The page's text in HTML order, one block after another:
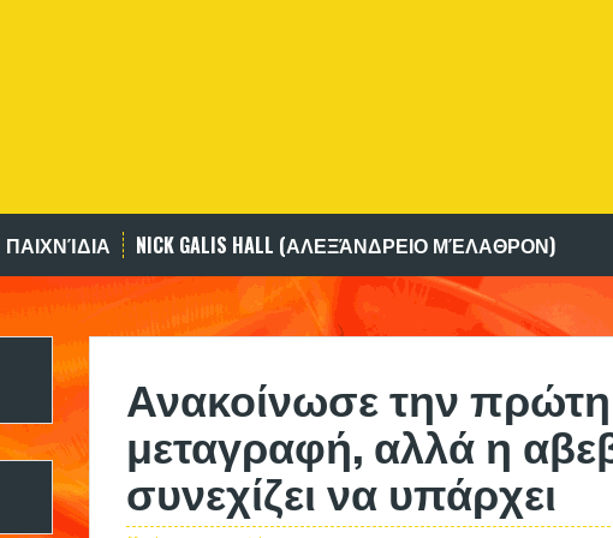
NICK GALIS HALL (ΑΛΕΞΆΝΔΡΕΙΟ ΜΈΛΑΘΡΟΝ)
Ανακοίνωσε την
μεταγραφή, αλλά η
συνεχίζει να υπάρχει